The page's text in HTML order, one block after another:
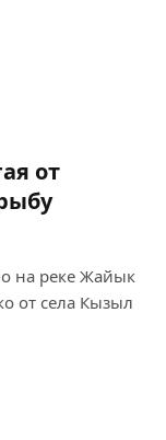
от
на реке Жайык
от села Кызыл